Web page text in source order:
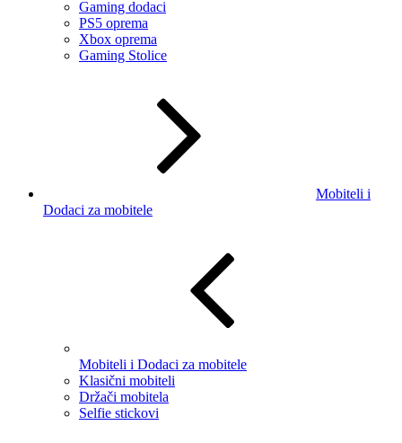
Gaming dodaci
PS5 oprema
Xbox oprema
Gaming Stolice
Mobiteli i
Dodaci za mobitele
Mobiteli i Dodaci za mobitele
Klasični mobiteli
Držači mobitela
Selfie stickovi